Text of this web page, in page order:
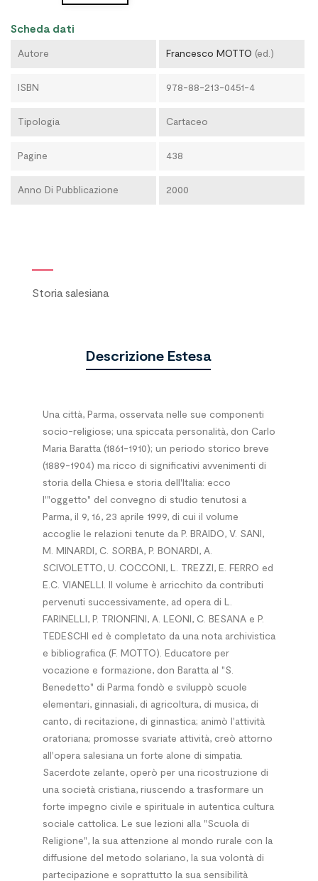
Scheda dati
Autore Francesco MOTTO (ed.)
ISBN 978-88-213-0451-4
Tipologia Cartaceo
Pagine 438
Anno Di Pubblicazione 2000
Storia salesiana
Descrizione Estesa
Una città, Parma, osservata nelle sue componenti
socio-religiose; una spiccata personalità, don Carlo
Maria Baratta (1861-1910); un periodo storico breve
(1889-1904) ma ricco di significativi avvenimenti di
storia della Chiesa e storia dell'Italia: ecco
l'"oggetto" del convegno di studio tenutosi a
Parma, il 9, 16, 23 aprile 1999, di cui il volume
accoglie le relazioni tenute da P. BRAIDO, V. SANI,
M. MINARDI, C. SORBA, P. BONARDI, A.
SCIVOLETTO, U. COCCONI, L. TREZZI, E. FERRO ed
E.C. VIANELLI. Il volume è arricchito da contributi
pervenuti successivamente, ad opera di L.
FARINELLI, P. TRIONFINI, A. LEONI, C. BESANA e P.
TEDESCHI ed è completato da una nota archivistica
e bibliografica (F. MOTTO). Educatore per
vocazione e formazione, don Baratta al "S.
Benedetto" di Parma fondò e sviluppò scuole
elementari, ginnasiali, di agricoltura, di musica, di
canto, di recitazione, di ginnastica; animò l'attività
oratoriana; promosse svariate attività, creò attorno
all'opera salesiana un forte alone di simpatia.
Sacerdote zelante, operò per una ricostruzione di
una società cristiana, riuscendo a trasformare un
forte impegno civile e spirituale in autentica cultura
sociale cattolica. Le sue lezioni alla "Scuola di
Religione", la sua attenzione al mondo rurale con la
diffusione del metodo solariano, la sua volontà di
partecipazione e soprattutto la sua sensibilità